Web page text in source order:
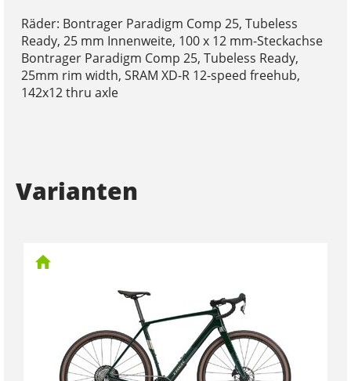
Räder: Bontrager Paradigm Comp 25, Tubeless
Ready, 25 mm Innenweite, 100 x 12 mm-Steckachse
Bontrager Paradigm Comp 25, Tubeless Ready,
25mm rim width, SRAM XD-R 12-speed freehub,
142x12 thru axle
Varianten